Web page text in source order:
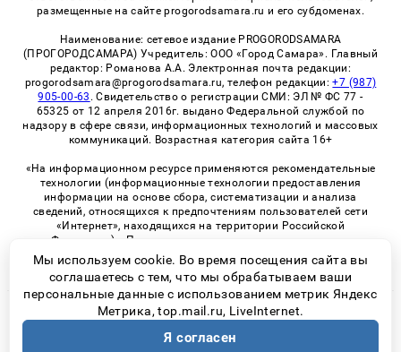
размещенные на сайте progorodsamara.ru и его субдоменах.
Наименование: сетевое издание PROGORODSAMARA
(ПРОГОРОДСАМАРА) Учредитель: ООО «Город Самара». Главный
редактор: Романова А.А. Электронная почта редакции:
progorodsamara@progorodsamara.ru, телефон редакции:+7 (987)
905-00-63 . Свидетельство о регистрации СМИ: ЭЛ № ФС 77 -
65325 от 12 апреля 2016г. выдано Федеральной службой по
надзору в сфере связи, информационных технологий и массовых
коммуникаций. Возрастная категория сайта 16+
«На информационном ресурсе применяются рекомендательные
технологии (информационные технологии предоставления
информации на основе сбора, систематизации и анализа
сведений, относящихся к предпочтениям пользователей сети
«Интернет», находящихся на территории Российской
Федерации)». Правила применения рекомендательных
технологий в виджетах рекламно-обменной сети
«СМИ2» (PDF)
© 2026 «ProGorodSamara» | Все права защищены
Возрастная категория сайта 16+
Мы используем cookie. Во время посещения сайта вы
соглашаетесь с тем, что мы обрабатываем ваши
персональные данные с использованием метрик Яндекс
Метрика, top.mail.ru, LiveInternet.
Я согласен